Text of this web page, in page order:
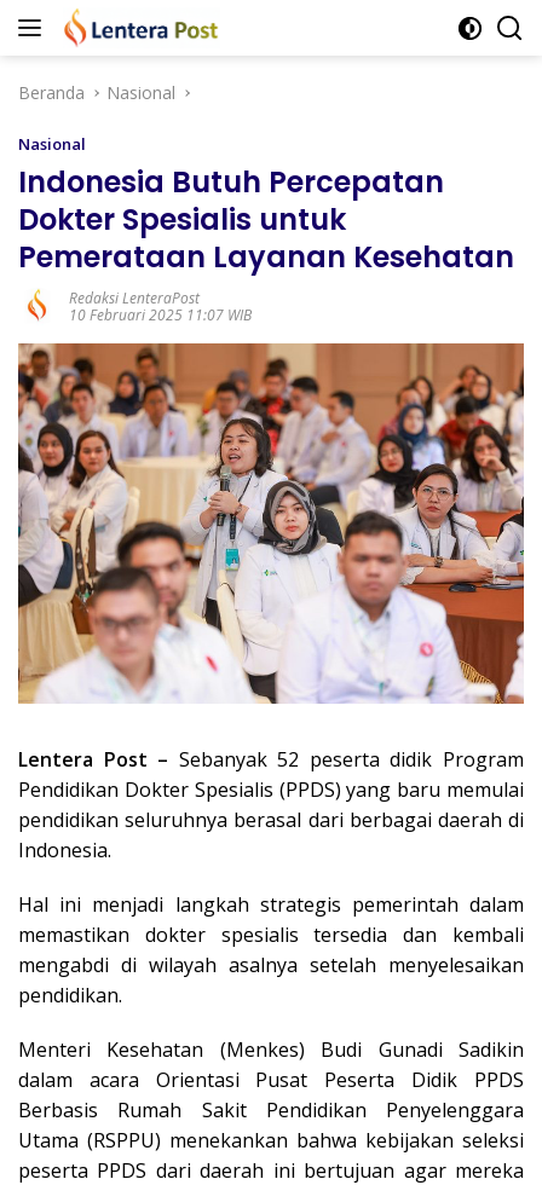
Langsung
Beranda
Nasional
Nasional
Indonesia Butuh Percepatan
Dokter Spesialis untuk
Pemerataan Layanan Kesehatan
Redaksi LenteraPost
10 Februari 2025 11:07 WIB
Lentera Post – Sebanyak 52 peserta didik Program
Pendidikan Dokter Spesialis (PPDS) yang baru memulai
pendidikan seluruhnya berasal dari berbagai daerah di
Indonesia.
Hal ini menjadi langkah strategis pemerintah dalam
memastikan dokter spesialis tersedia dan kembali
mengabdi di wilayah asalnya setelah menyelesaikan
pendidikan.
Menteri Kesehatan (Menkes) Budi Gunadi Sadikin
dalam acara Orientasi Pusat Peserta Didik PPDS
Berbasis Rumah Sakit Pendidikan Penyelenggara
Utama (RSPPU) menekankan bahwa kebijakan seleksi
peserta PPDS dari daerah ini bertujuan agar mereka